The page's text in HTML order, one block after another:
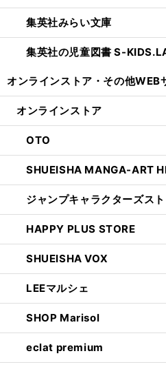
集英社みらい文庫
集英社の児童図書 S-
オンラインストア・ その他WEB
オンラインストア
OTO
SHUEISHA MANGA-ART
ジャンプキャラクターズス
HAPPY PLUS STORE
SHUEISHA VOX
LEEマルシェ
SHOP Marisol
eclat premium